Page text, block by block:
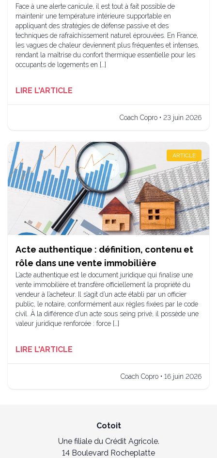
Face à une alerte canicule, il est tout à fait possible de
maintenir une température intérieure supportable en
appliquant des stratégies de défense passive et des
techniques de rafraîchissement naturel éprouvées. En France,
les vagues de chaleur deviennent plus fréquentes et intenses,
rendant la maîtrise du confort thermique essentielle pour les
occupants de logements en […]
LIRE L'ARTICLE
Coach Copro • 23 juin 2026
ARTICLE
Acte authentique : définition, contenu et
rôle dans une vente immobilière
L’acte authentique est le document juridique qui finalise une
vente immobilière et transfère officiellement la propriété du
vendeur à l’acheteur. Il s’agit d’un acte établi par un officier
public, le notaire, conformément aux règles fixées par le code
civil. À la différence d’un acte sous seing privé, il possède une
valeur juridique renforcée : force […]
LIRE L'ARTICLE
Coach Copro • 16 juin 2026
Cotoit
Une filiale du Crédit Agricole.
14 Boulevard Rocheplatte